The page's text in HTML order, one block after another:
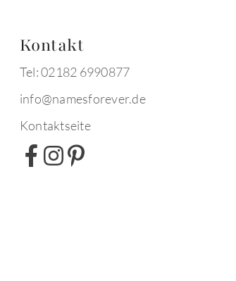
Kontakt
Tel: 02182 6990877
info@namesforever.de
Kontaktseite